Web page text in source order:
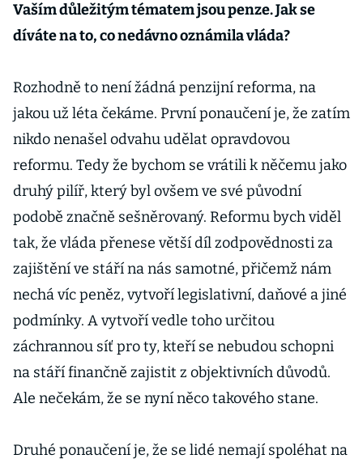
Vaším důležitým tématem jsou penze. Jak se
díváte na to, co nedávno oznámila vláda?
Rozhodně to není žádná penzijní reforma, na
jakou už léta čekáme. První ponaučení je, že zatím
nikdo nenašel odvahu udělat opravdovou
reformu. Tedy že bychom se vrátili k něčemu jako
druhý pilíř, který byl ovšem ve své původní
podobě značně sešněrovaný. Reformu bych viděl
tak, že vláda přenese větší díl zodpovědnosti za
zajištění ve stáří na nás samotné, přičemž nám
nechá víc peněz, vytvoří legislativní, daňové a jiné
podmínky. A vytvoří vedle toho určitou
záchrannou síť pro ty, kteří se nebudou schopni
na stáří finančně zajistit z objektivních důvodů.
Ale nečekám, že se nyní něco takového stane.
Druhé ponaučení je, že se lidé nemají spoléhat na